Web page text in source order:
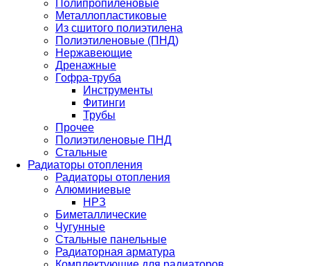
Полипропиленовые
Металлопластиковые
Из сшитого полиэтилена
Полиэтиленовые (ПНД)
Нержавеющие
Дренажные
Гофра-труба
Инструменты
Фитинги
Трубы
Прочее
Полиэтиленовые ПНД
Стальные
Радиаторы отопления
Радиаторы отопления
Алюминиевые
НРЗ
Биметаллические
Чугунные
Стальные панельные
Радиаторная арматура